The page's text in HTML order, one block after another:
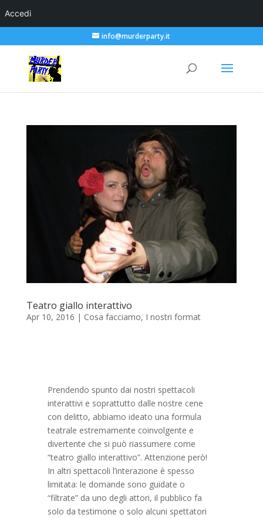
Accedi
info@murderparty.it
Teatro giallo interattivo
Apr 10, 2016 | Cosa facciamo, I nostri format
Prendendo spunto dai nostri spettacoli
interattivi e soprattutto dalle nostre cene
con delitto, abbiamo ideato una formula
teatrale estremamente coinvolgente e
divertente che si può riassumere come
“teatro giallo interattivo”. Attenzione però!
In altri spettacoli l’interazione è spesso
limitata: le domande sono guidate o
“filtrate” da uno degli attori, il pubblico fa
solo da testimone o solo alcuni spettatori